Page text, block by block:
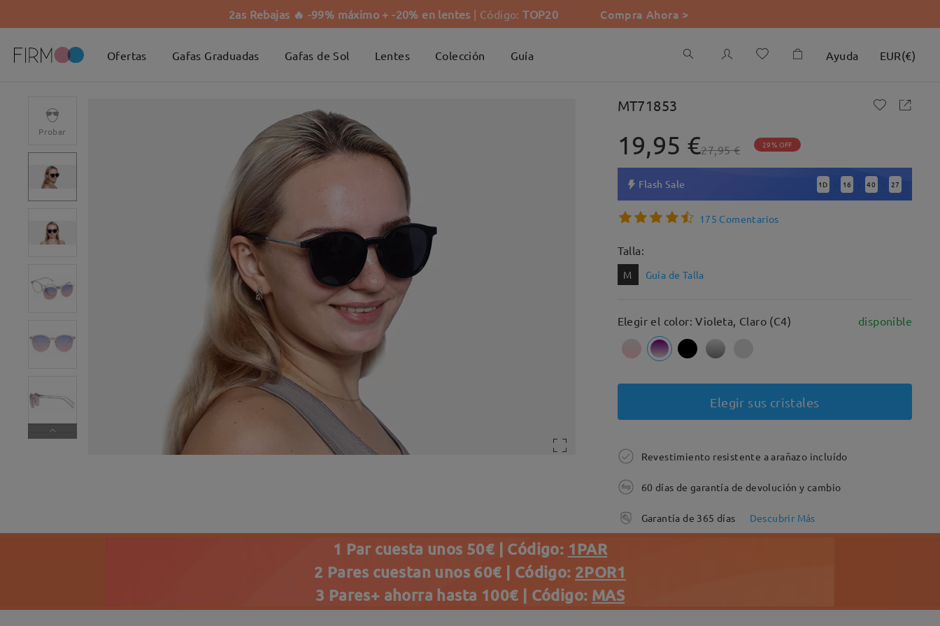
2as Rebajas 🔥 -99% máximo + -20% en lentes | Código:TOP20 Compra Ahora >
Ofertas Gafas Graduadas Gafas de Sol Lentes Colección Guía Ayuda EUR(€)
Probar
MT71853
19,95 €27,95 € 29% OFF
Flash Sale 1 D : 16 : 40 : 26
175 Comentarios
Talla:
M Guía de Talla
Elegir el color: Violeta, Claro (C4) disponible
Elegir sus cristales
Revestimiento resistente a arañazo incluído
60 días de garantía de devolución y cambio
Garantía de 365 días Descubrir Más
1 Par cuesta unos 50€ | Código: 1PAR
2 Pares cuestan unos 60€ | Código: 2POR1
3 Pares+ ahorra hasta 100€ | Código: MAS